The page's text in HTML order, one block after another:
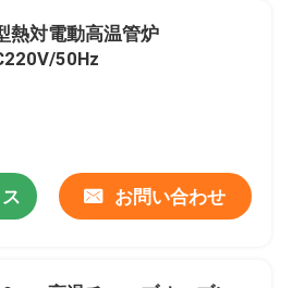
熱対電動高温管炉
50Hz
お問い合わせ